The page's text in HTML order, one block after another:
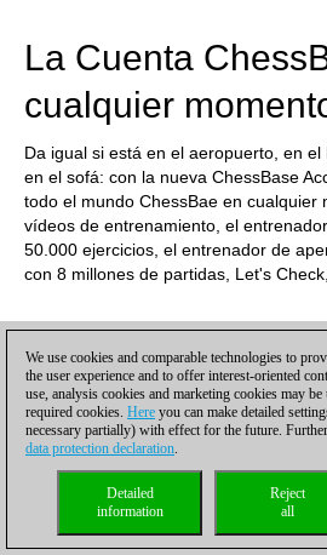
La Cuenta
cualquier
Da igual si está en el aeropuerto, en
en el sofá: con la nueva ChessBase
todo el mundo ChessBae en cualquier
vídeos de entrenamiento, el
50.000 ejercicios, el entrenador de
con 8 millones de partidas, Let's
We use cookies and comparable technologies to
the user experience and to offer interest-oriented
use, analysis cookies and marketing cookies may
required cookies. Here you can make detailed
necessary partially) with effect for the future.
data protection declaration.
Reject
all
Detailed
information